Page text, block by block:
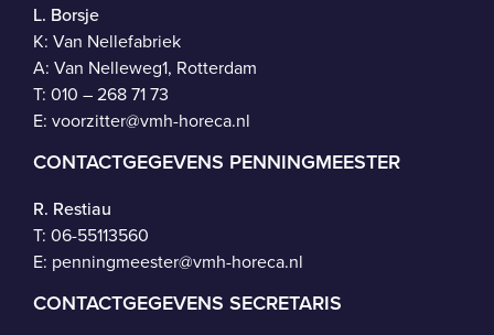
L. Borsje
K: Van Nellefabriek
A: Van Nelleweg1, Rotterdam
T: 010 – 268 71 73
E: voorzitter@vmh-horeca.nl
CONTACTGEGEVENS PENNINGMEESTER
R. Restiau
T: 06-55113560
E: penningmeester@vmh-horeca.nl
CONTACTGEGEVENS SECRETARIS